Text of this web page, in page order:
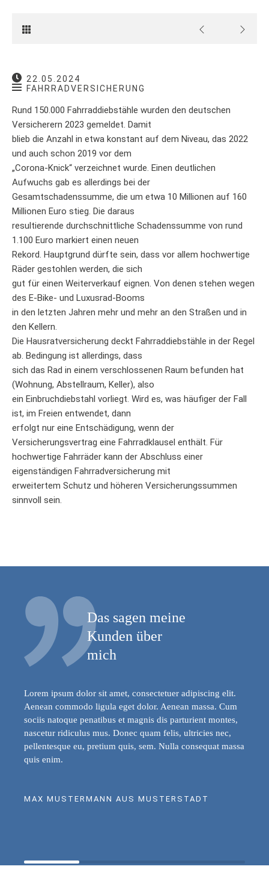
22.05.2024
FAHRRADVERSICHERUNG
Rund 150.000 Fahrraddiebstähle wurden den deutschen
Versicherern 2023 gemeldet. Damit
blieb die Anzahl in etwa konstant auf dem Niveau, das 2022
und auch schon 2019 vor dem
„Corona-Knick“ verzeichnet wurde. Einen deutlichen
Aufwuchs gab es allerdings bei der
Gesamtschadenssumme, die um etwa 10 Millionen auf 160
Millionen Euro stieg. Die daraus
resultierende durchschnittliche Schadenssumme von rund
1.100 Euro markiert einen neuen
Rekord. Hauptgrund dürfte sein, dass vor allem hochwertige
Räder gestohlen werden, die sich
gut für einen Weiterverkauf eignen. Von denen stehen wegen
des E-Bike- und Luxusrad-Booms
in den letzten Jahren mehr und mehr an den Straßen und in
den Kellern.
Die Hausratversicherung deckt Fahrraddiebstähle in der Regel
ab. Bedingung ist allerdings, dass
sich das Rad in einem verschlossenen Raum befunden hat
(Wohnung, Abstellraum, Keller), also
ein Einbruchdiebstahl vorliegt. Wird es, was häufiger der Fall
ist, im Freien entwendet, dann
erfolgt nur eine Entschädigung, wenn der
Versicherungsvertrag eine Fahrradklausel enthält. Für
hochwertige Fahrräder kann der Abschluss einer
eigenständigen Fahrradversicherung mit
erweitertem Schutz und höheren Versicherungssummen
sinnvoll sein.
Das sagen meine
Kunden über
mich
Lorem ipsum dolor sit amet, consectetuer adipiscing elit.
Aenean commodo ligula eget dolor. Aenean massa. Cum
sociis natoque penatibus et magnis dis parturient montes,
nascetur ridiculus mus. Donec quam felis, ultricies nec,
pellentesque eu, pretium quis, sem. Nulla consequat massa
quis enim.
MAX MUSTERMANN AUS MUSTERSTADT